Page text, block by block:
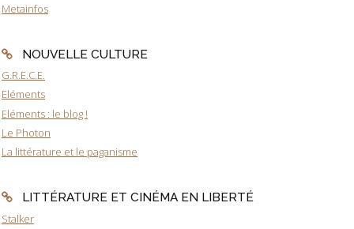
Metainfos
NOUVELLE CULTURE
G.R.E.C.E.
Eléments
Eléments : le blog !
Le Photon
La littérature et le paganisme
LITTÉRATURE ET CINÉMA EN LIBERTÉ
Stalker